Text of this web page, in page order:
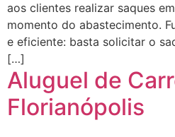
aos clientes realizar saques
momento do abastecimento.
e eficiente: basta solicitar o
[…]
Aluguel de
Florianópolis